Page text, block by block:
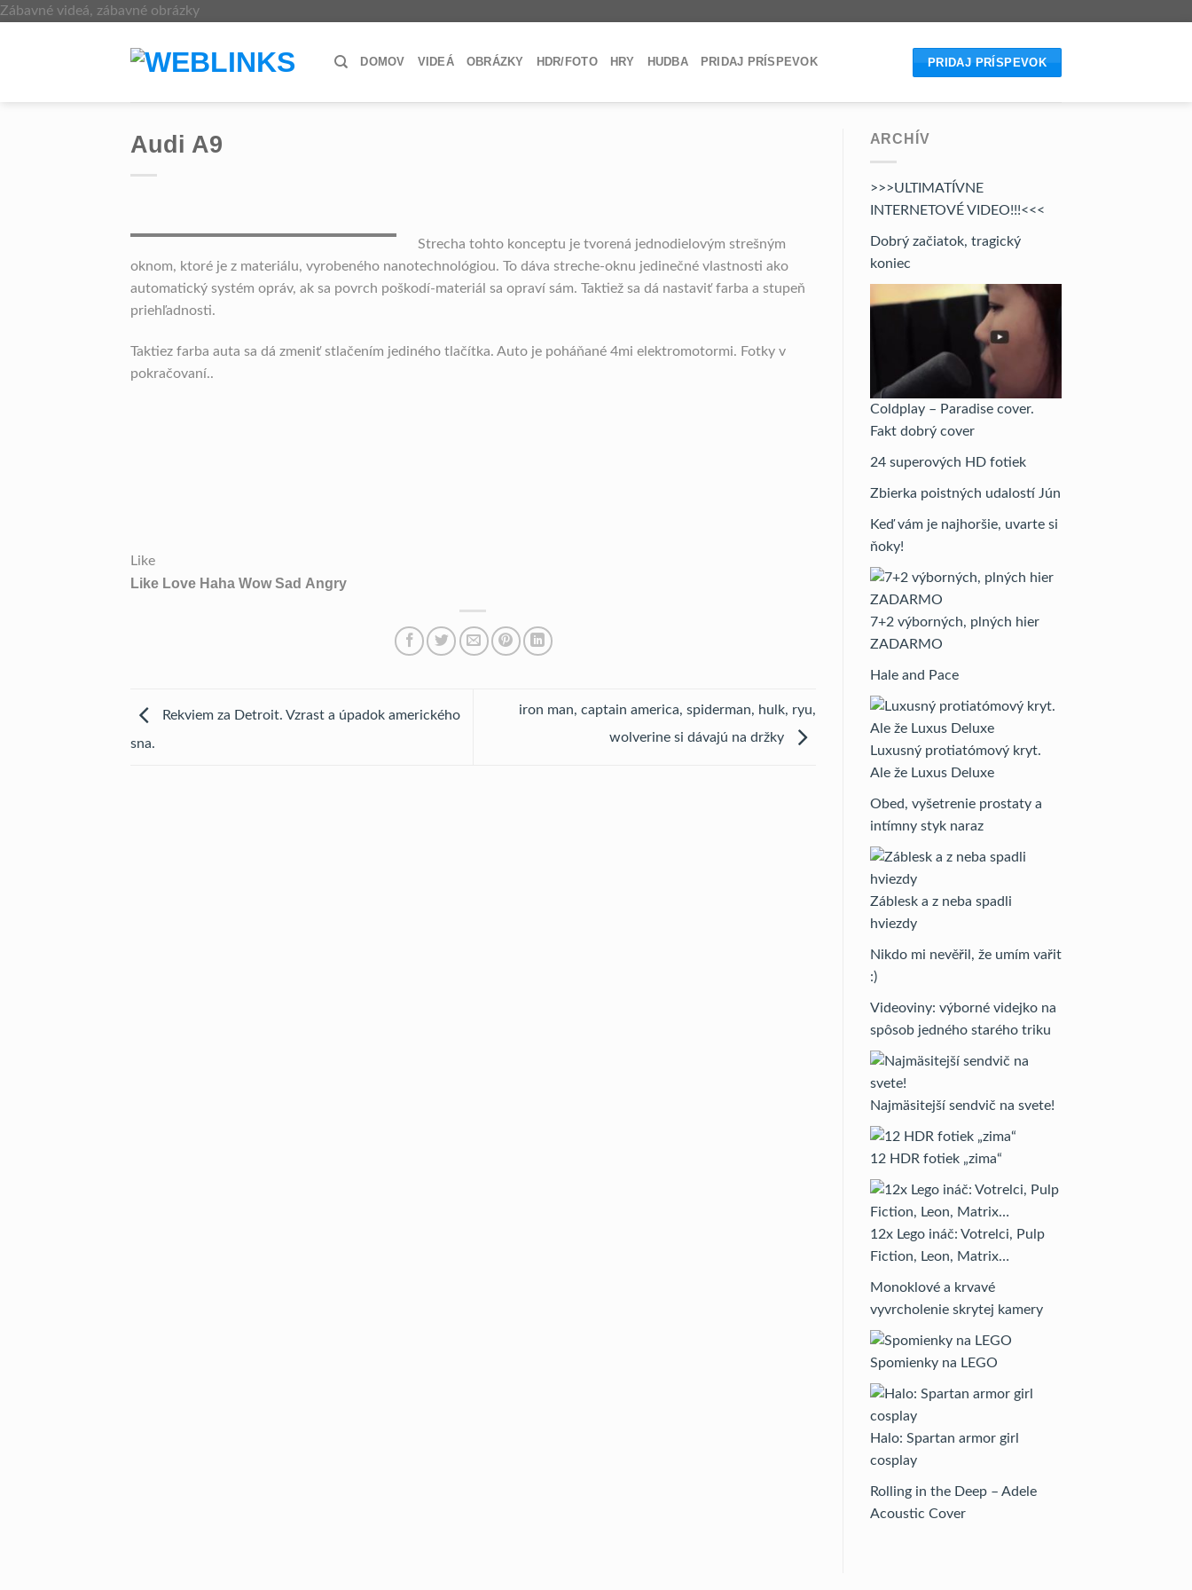
Zábavné videá, zábavné obrázkySkip
content
DOMOV VIDEÁ OBRÁZKY HDR/FOTO HRY HUDBA PRIDAJ PRÍSPEVOK PRIDAJ PRÍSPEVOK
Audi A9
Strecha tohto konceptu je tvorená jednodielovým strešným
oknom, ktoré je z materiálu, vyrobeného nanotechnológiou. To dáva streche-oknu jedinečné vlastnosti ako
automatický systém opráv, ak sa povrch poškodí-materiál sa opraví sám. Taktiež sa dá nastaviť farba a stupeň
priehľadnosti.
Taktiez farba auta sa dá zmeniť stlačením jediného tlačítka. Auto je poháňané 4mi elektromotormi. Fotky v
pokračovaní..
Like
Like Love Haha Wow Sad Angry
Rekviem za Detroit. Vzrast a úpadok amerického
sna.
iron man, captain america, spiderman, hulk, ryu,
wolverine si dávajú na držky
ARCHÍV
>>>ULTIMATÍVNE
INTERNETOVÉ VIDEO!!!<<<
Dobrý začiatok, tragický
koniec
Coldplay – Paradise cover.
Fakt dobrý cover
24 superových HD fotiek
Zbierka poistných udalostí Jún
Keď vám je najhoršie, uvarte si
ňoky!
7+2 výborných, plných hier
ZADARMO
Hale and Pace
Luxusný protiatómový kryt.
Ale že Luxus Deluxe
Obed, vyšetrenie prostaty a
intímny styk naraz
Záblesk a z neba spadli
hviezdy
Nikdo mi nevěřil, že umím vařit
:)
Videoviny: výborné videjko na
spôsob jedného starého triku
Najmäsitejší sendvič na svete!
12 HDR fotiek „zima“
12x Lego ináč: Votrelci, Pulp
Fiction, Leon, Matrix…
Monoklové a krvavé
vyvrcholenie skrytej kamery
Spomienky na LEGO
Halo: Spartan armor girl
cosplay
Rolling in the Deep – Adele
Acoustic Cover